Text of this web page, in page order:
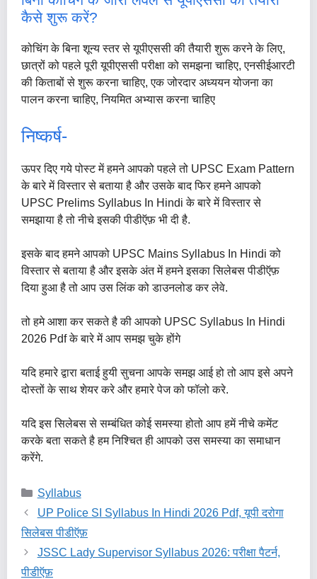
कैसे शुरू करें?
कोचिंग के बिना शून्य स्तर से यूपीएससी की तैयारी शुरू करने के लिए,
छात्रों को पहले पूरी यूपीएससी परीक्षा को समझना चाहिए, एनसीईआरटी
की किताबों से शुरू करना चाहिए, एक जोरदार अध्ययन योजना का
पालन करना चाहिए, नियमित अभ्यास करना चाहिए
निष्कर्ष-
ऊपर दिए गये पोस्ट में हमने आपको पहले तो UPSC Exam Pattern
के बारे में विस्तार से बताया है और उसके बाद फिर हमने आपको
UPSC Prelims Syllabus In Hindi के बारे में विस्तार से
समझाया है तो नीचे इसकी पीडीऍफ़ भी दी है.
इसके बाद हमने आपको UPSC Mains Syllabus In Hindi को
विस्तार से बताया है और इसके अंत में हमने इसका सिलेबस पीडीऍफ़
दिया हुआ है तो आप उस लिंक को डाउनलोड कर लेवे.
तो हमे आशा कर सकते है की आपको UPSC Syllabus In Hindi
2026 Pdf के बारे में आप समझ चुके होंगे
यदि हमारे द्वारा बताई हुयी सुचना आपके समझ आई हो तो आप इसे अपने
दोस्तों के साथ शेयर करे और हमारे पेज को फॉलो करे.
यदि इस सिलेबस से सम्बंधित कोई समस्या होतो आप हमें नीचे कमेंट
करके बता सकते है हम निश्चित ही आपको उस समस्या का समाधान
करेंगे.
Categories
Syllabus
UP Police SI Syllabus In Hindi 2026 Pdf, यूपी दरोगा
सिलेबस पीडीऍफ़
JSSC Lady Supervisor Syllabus 2026: परीक्षा पैटर्न,
पीडीऍफ़